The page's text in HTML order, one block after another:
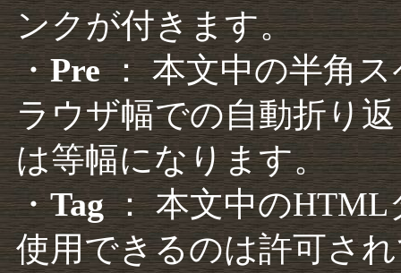
ンクが付きます。
・Pre： 本文中の半角
ラウザ幅での自動折り
は等幅になります。
・Tag： 本文中のHTML
使用できるのは許可さ